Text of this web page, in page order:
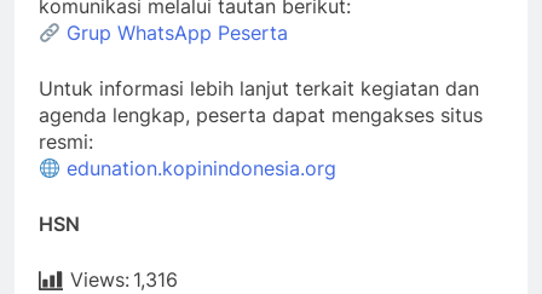
komunikasi melalui tautan berikut:
Grup WhatsApp Peserta
Untuk informasi lebih lanjut terkait kegiatan dan
agenda lengkap, peserta dapat mengakses situs
resmi:
edunation.kopinindonesia.org
HSN
Views: 1,316